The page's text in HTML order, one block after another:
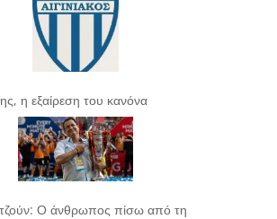
η εξαίρεση του κανόνα
Ο άνθρωπος πίσω από τη